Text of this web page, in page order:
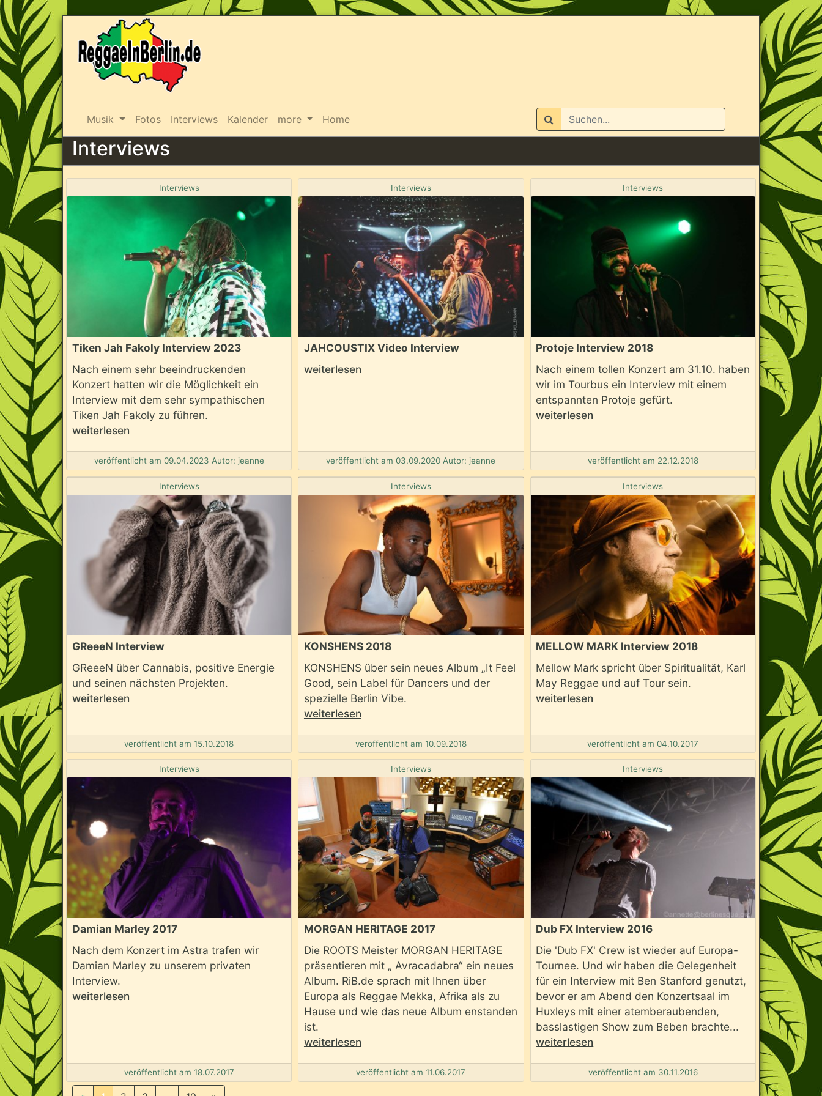
Musik Fotos Interviews Kalender more Home
Suchen
Interviews
Interviews
Tiken Jah Fakoly Interview 2023
Nach einem sehr beeindruckenden
Konzert hatten wir die Möglichkeit ein
Interview mit dem sehr sympathischen
Tiken Jah Fakoly zu führen.
weiterlesen
veröffentlicht am 09.04.2023 Autor: jeanne
Interviews
JAHCOUSTIX Video Interview
weiterlesen
veröffentlicht am 03.09.2020 Autor: jeanne
Interviews
Protoje Interview 2018
Nach einem tollen Konzert am 31.10. haben
wir im Tourbus ein Interview mit einem
entspannten Protoje gefürt.
weiterlesen
veröffentlicht am 22.12.2018
Interviews
GReeeN Interview
GReeeN über Cannabis, positive Energie
und seinen nächsten Projekten.
weiterlesen
veröffentlicht am 15.10.2018
Interviews
KONSHENS 2018
KONSHENS über sein neues Album „It Feel
Good, sein Label für Dancers und der
spezielle Berlin Vibe.
weiterlesen
veröffentlicht am 10.09.2018
Interviews
MELLOW MARK Interview 2018
Mellow Mark spricht über Spiritualität, Karl
May Reggae und auf Tour sein.
weiterlesen
veröffentlicht am 04.10.2017
Interviews
Damian Marley 2017
Nach dem Konzert im Astra trafen wir
Damian Marley zu unserem privaten
Interview.
weiterlesen
veröffentlicht am 18.07.2017
Interviews
MORGAN HERITAGE 2017
Die ROOTS Meister MORGAN HERITAGE
präsentieren mit „ Avracadabra“ ein neues
Album. RiB.de sprach mit Ihnen über
Europa als Reggae Mekka, Afrika als zu
Hause und wie das neue Album enstanden
ist.
weiterlesen
veröffentlicht am 11.06.2017
Interviews
Dub FX Interview 2016
Die 'Dub FX' Crew ist wieder auf Europa-
Tournee. Und wir haben die Gelegenheit
für ein Interview mit Ben Stanford genutzt,
bevor er am Abend den Konzertsaal im
Huxleys mit einer atemberaubenden,
basslastigen Show zum Beben brachte...
weiterlesen
veröffentlicht am 30.11.2016